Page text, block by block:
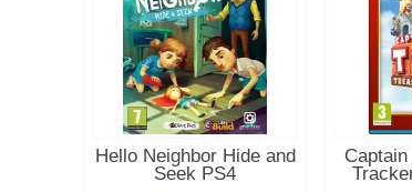
Hello Neighbor Hide and
Seek PS4